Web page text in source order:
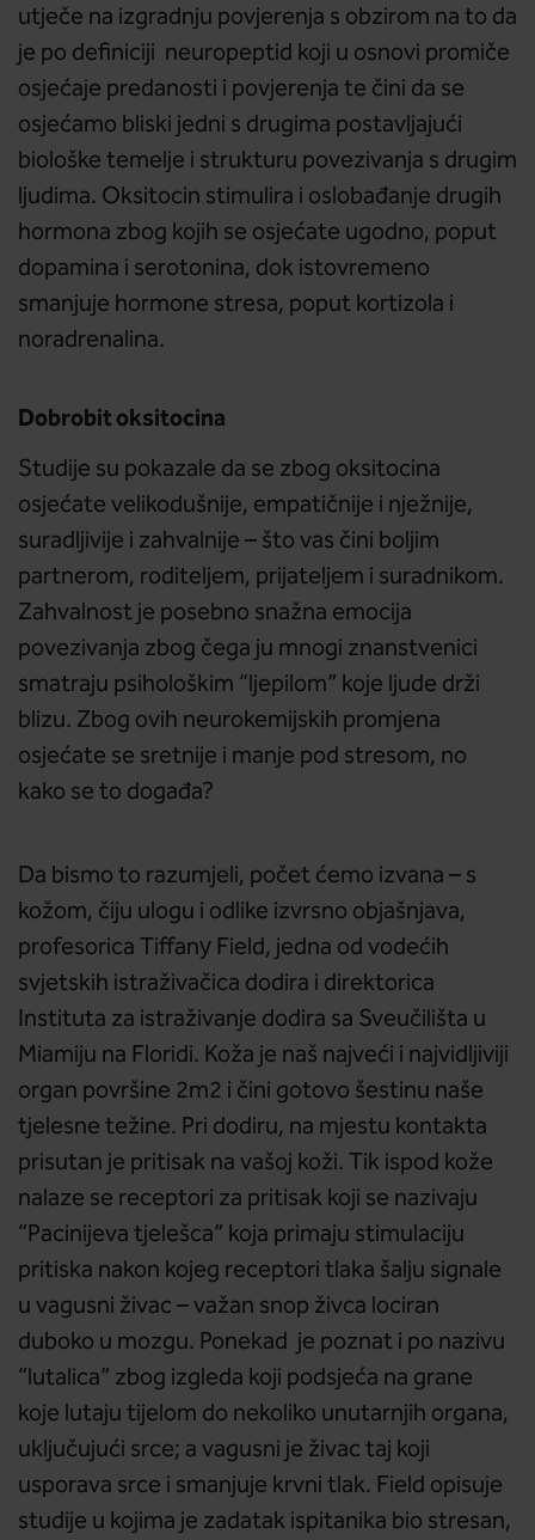
utječe na izgradnju povjerenja s obzirom na to da
je po definiciji neuropeptid koji u osnovi promiče
osjećaje predanosti i povjerenja te čini da se
osjećamo bliski jedni s drugima postavljajući
biološke temelje i strukturu povezivanja s drugim
ljudima. Oksitocin stimulira i oslobađanje drugih
hormona zbog kojih se osjećate ugodno, poput
dopamina i serotonina, dok istovremeno
smanjuje hormone stresa, poput kortizola i
noradrenalina.
Dobrobit oksitocina
Studije su pokazale da se zbog oksitocina
osjećate velikodušnije, empatičnije i nježnije,
suradljivije i zahvalnije – što vas čini boljim
partnerom, roditeljem, prijateljem i suradnikom.
Zahvalnost je posebno snažna emocija
povezivanja zbog čega ju mnogi znanstvenici
smatraju psihološkim “ljepilom” koje ljude drži
blizu. Zbog ovih neurokemijskih promjena
osjećate se sretnije i manje pod stresom, no
kako se to događa?
Da bismo to razumjeli, počet ćemo izvana – s
kožom, čiju ulogu i odlike izvrsno objašnjava,
profesorica Tiffany Field, jedna od vodećih
svjetskih istraživačica dodira i direktorica
Instituta za istraživanje dodira sa Sveučilišta u
Miamiju na Floridi. Koža je naš najveći i najvidljiviji
organ površine 2m2 i čini gotovo šestinu naše
tjelesne težine. Pri dodiru, na mjestu kontakta
prisutan je pritisak na vašoj koži. Tik ispod kože
nalaze se receptori za pritisak koji se nazivaju
“Pacinijeva tjelešca” koja primaju stimulaciju
pritiska nakon kojeg receptori tlaka šalju signale
u vagusni živac – važan snop živca lociran
duboko u mozgu. Ponekad je poznat i po nazivu
“lutalica” zbog izgleda koji podsjeća na grane
koje lutaju tijelom do nekoliko unutarnjih organa,
uključujući srce; a vagusni je živac taj koji
usporava srce i smanjuje krvni tlak. Field opisuje
studije u kojima je zadatak ispitanika bio stresan,